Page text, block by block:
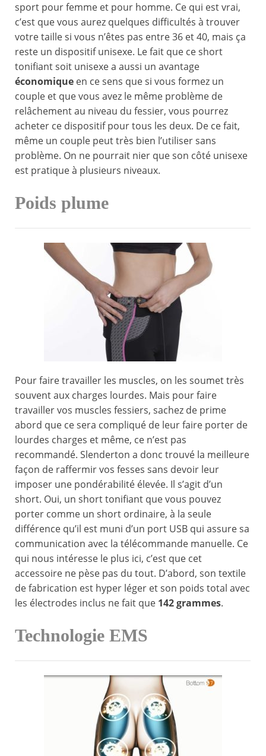
sport pour femme et pour homme. Ce qui est vrai,
c’est que vous aurez quelques difficultés à trouver
votre taille si vous n’êtes pas entre 36 et 40, mais ça
reste un dispositif unisexe. Le fait que ce short
tonifiant soit unisexe a aussi un avantage
économique en ce sens que si vous formez un
couple et que vous avez le même problème de
relâchement au niveau du fessier, vous pourrez
acheter ce dispositif pour tous les deux. De ce fait,
même un couple peut très bien l’utiliser sans
problème. On ne pourrait nier que son côté unisexe
est pratique à plusieurs niveaux.
Poids plume
Pour faire travailler les muscles, on les soumet très
souvent aux charges lourdes. Mais pour faire
travailler vos muscles fessiers, sachez de prime
abord que ce sera compliqué de leur faire porter de
lourdes charges et même, ce n’est pas
recommandé. Slenderton a donc trouvé la meilleure
façon de raffermir vos fesses sans devoir leur
imposer une pondérabilité élevée. Il s’agit d’un
short. Oui, un short tonifiant que vous pouvez
porter comme un short ordinaire, à la seule
différence qu’il est muni d’un port USB qui assure sa
communication avec la télécommande manuelle. Ce
qui nous intéresse le plus ici, c’est que cet
accessoire ne pèse pas du tout. D’abord, son textile
de fabrication est hyper léger et son poids total avec
les électrodes inclus ne fait que 142 grammes.
Technologie EMS